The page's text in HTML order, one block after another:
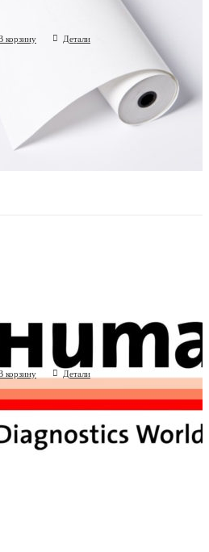
медицинских приборов, ширина 110 мм
корзину Детали
GmbH, Германия
корзину Детали